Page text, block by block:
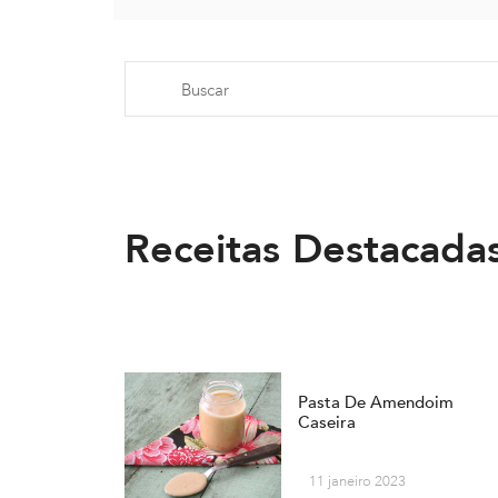
Receitas
Pasta De Amendoim
Caseira
11 janeiro 2023